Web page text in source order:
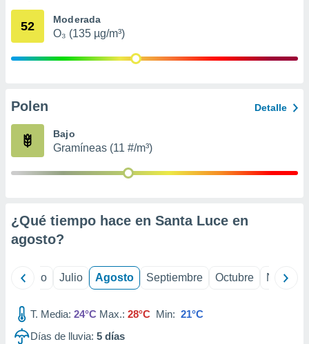
mediante
publicidad
de
52 Moderada
O₃ (135 µg/m³)
Polen Detalle
Bajo
Gramíneas (11 #/m³)
¿Qué tiempo hace en Santa Luce en
agosto?
Junio Julio Agosto Septiembre Octubre
T. Media: 24°C Max.: 28°C Min: 21°C
Días de lluvia: 5 días